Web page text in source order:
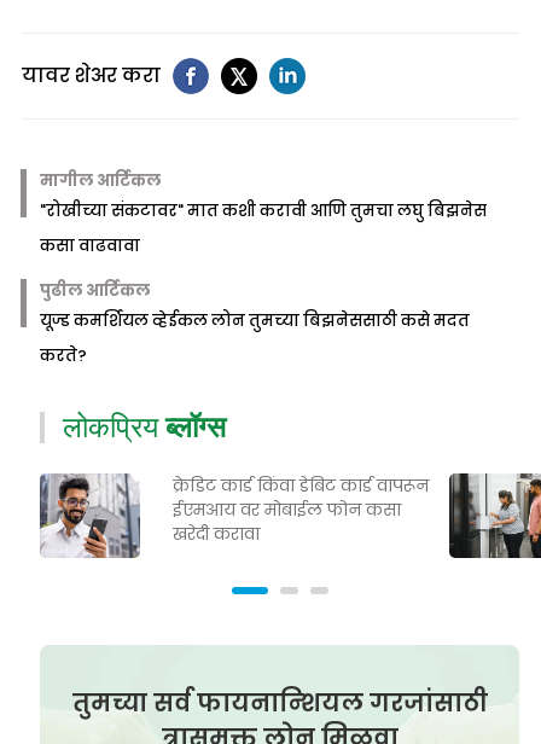
यावर शेअर करा
मागील आर्टिकल
"रोखीच्या संकटावर" मात कशी करावी आणि तुमचा लघु बिझनेस
कसा वाढवावा
पुढील आर्टिकल
यूज्ड कमर्शियल व्हेईकल लोन तुमच्या बिझनेससाठी कसे मदत
करते?
लोकप्रियब्लॉग्स
क्रेडिट कार्ड किंवा डेबिट कार्ड वापरून
ईएमआय वर मोबाईल फोन कसा
खरेदी करावा
तुमच्या सर्व फायनान्शियल गरजांसाठी